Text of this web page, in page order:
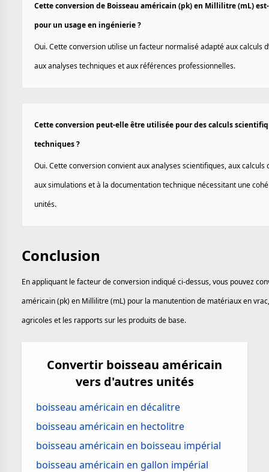
Cette conversion de Boisseau américain (pk) en Millilitre (mL)
pour un usage en ingénierie ?
Oui. Cette conversion utilise un facteur normalisé adapté aux calculs
aux analyses techniques et aux références professionnelles.
Cette conversion peut-elle être utilisée pour des calculs
techniques ?
Oui. Cette conversion convient aux analyses scientifiques, aux calculs
aux simulations et à la documentation technique nécessitant une
unités.
Conclusion
En appliquant le facteur de conversion indiqué ci-dessus, vous pouvez
américain (pk) en Millilitre (mL) pour la manutention de matériaux en
agricoles et les rapports sur les produits de base.
Convertir boisseau américain
vers d'autres unités
boisseau américain en décalitre
boisseau américain en hectolitre
boisseau américain en boisseau impérial
boisseau américain en gallon impérial